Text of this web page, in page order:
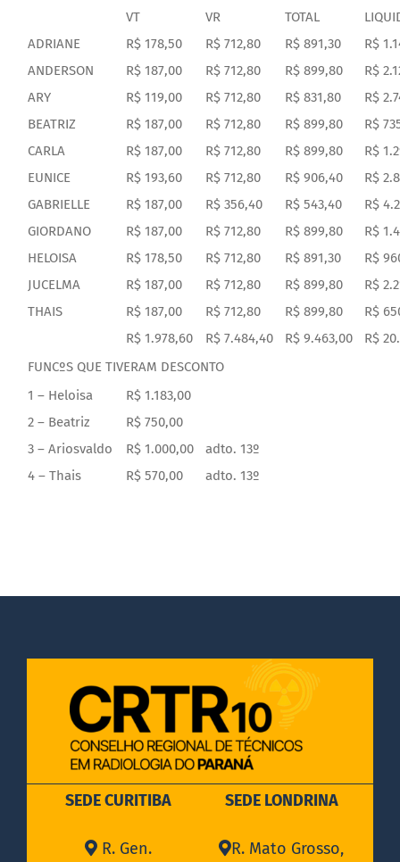
FALE CONOSCO
VT
VR TOTAL
ADRIANE
R$ 178,50 R$ 712,80 R$ 891,30
R$
ANDERSON
R$ 187,00 R$ 712,80 R$ 899,80
R$
ARY
R$ 119,00 R$ 712,80 R$ 831,80
R$
BEATRIZ
R$ 187,00 R$ 712,80 R$ 899,80
R$
CARLA
R$ 187,00 R$ 712,80 R$ 899,80
R$
EUNICE
R$ 193,60 R$ 712,80 R$ 906,40
R$
GABRIELLE
R$ 187,00 R$ 356,40 R$ 543,40
R$
GIORDANO
R$ 187,00 R$ 712,80 R$ 899,80
R$
HELOISA
R$ 178,50 R$ 712,80 R$ 891,30
R$
JUCELMA
R$ 187,00 R$ 712,80 R$ 899,80
R$
THAIS
R$ 187,00 R$ 712,80 R$ 899,80
R$
R$ 1.978,60
R$ 7.484,40 R$ 9.463,00
R$
FUNCºS QUE TIVERAM DESCONTO
1 – Heloisa
R$ 1.183,00
2 – Beatriz
R$ 750,00
3 – Ariosvaldo
R$ 1.000,00
adto. 13º
4 – Thais
R$ 570,00 adto. 13º
SEDE CURITIBA
R. Gen.
SEDE LONDRINA
R. Mato Grosso,